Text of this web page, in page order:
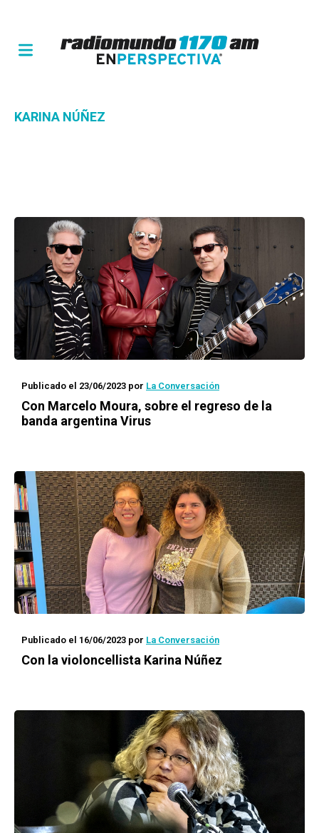
KARINA NÚÑEZ
Publicado el 23/06/2023 por La Conversación
Con Marcelo Moura, sobre el regreso de la
banda argentina Virus
Publicado el 16/06/2023 por La Conversación
Con la violoncellista Karina Núñez